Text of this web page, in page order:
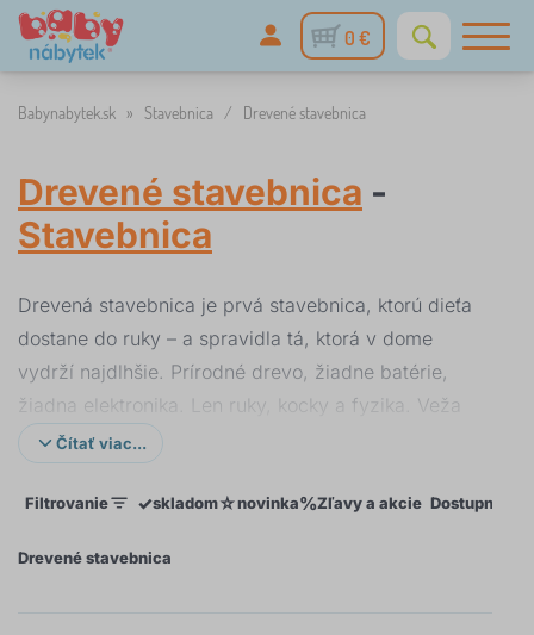
0 €
Babynabytek.sk » Stavebnica / Drevené stavebnica
Drevené stavebnica -
Stavebnica
Drevená stavebnica je prvá stavebnica, ktorú dieťa
dostane do ruky – a spravidla tá, ktorá v dome
vydrží najdlhšie. Prírodné drevo, žiadne batérie,
žiadna elektronika. Len ruky, kocky a fyzika. Veža
buď stojí, alebo padá – a dieťa samé príde na to
deti od 3 rokov,drevené hračky
Čítať viac...
Filtrovanie ✓skladom☆novinka%Zľavy a akcie Dostupnosť
Drevené stavebnica